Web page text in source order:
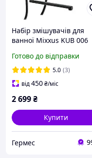
Набір змішувачів для
ванної Mixxus KUB 006
Mixxus KUB 001 чорний
Готово до відправки
5.0 (3)
від450₴/міс
2 699₴
Купити
Гермес